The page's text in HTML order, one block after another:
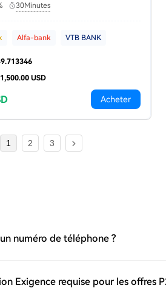
30Minutes
Alfa-bank VTB BANK
USD
Acheter
1 2 3
numéro de téléphone ?
Exigence requise pour les offres